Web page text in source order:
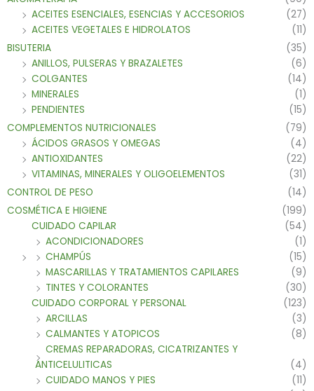
ACEITES ESENCIALES, ESENCIAS Y ACCESORIOS
(27)
ACEITES VEGETALES E HIDROLATOS
(11)
BISUTERIA
(35)
ANILLOS, PULSERAS Y BRAZALETES
(6)
COLGANTES
(14)
MINERALES
(1)
PENDIENTES
(15)
COMPLEMENTOS NUTRICIONALES
(79)
ÁCIDOS GRASOS Y OMEGAS
(4)
ANTIOXIDANTES
(22)
VITAMINAS, MINERALES Y OLIGOELEMENTOS
(31)
CONTROL DE PESO
(14)
COSMÉTICA E HIGIENE
(199)
CUIDADO CAPILAR
(54)
ACONDICIONADORES
(1)
CHAMPÚS
(15)
MASCARILLAS Y TRATAMIENTOS CAPILARES
(9)
TINTES Y COLORANTES
(30)
CUIDADO CORPORAL Y PERSONAL
(123)
ARCILLAS
(3)
CALMANTES Y ATOPICOS
(8)
CREMAS REPARADORAS, CICATRIZANTES Y
ANTICELULITICAS
(4)
CUIDADO MANOS Y PIES
(11)